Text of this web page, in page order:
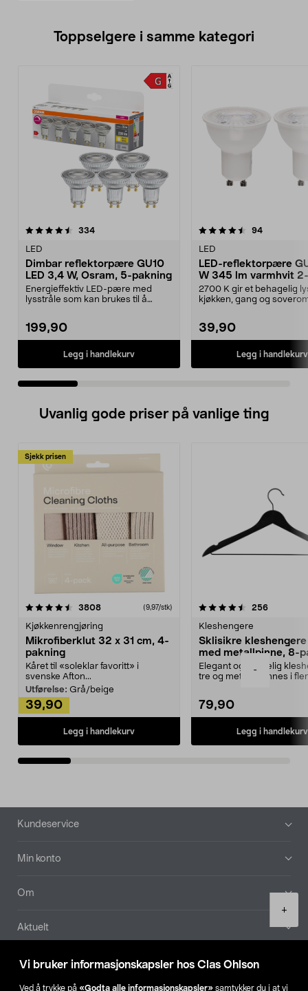
Vi bruker informasjonskapsler hos Clas Ohlson
Ved å trykke på «Godta alle informasjonskapsler» samtykker du i at vi
-
+
Toppselgere i samme kategori
334anmeldelser
LED
Dimbar reflektorpære GU10
LED 3,4 W, Osram, 5-pakning
Energieffektiv LED-pære med
lysstråle som kan brukes til å
199,90
Legg i handlekurv
4.5 av 5 stjerner 94
LED
LED-reflektorpære
W 345 lm varmhvit 2-
pakning
2700 K gir et behagelig
kjøkken, gang og
39,90
Legg i handlekurv
4.5 av 5 stjerner
Uvanlig gode priser på vanlige ting
Sjekk prisen
3808anmeldelser(9,97/stk)
Kjøkkenrengjøring
Mikrofiberklut 32 x 31 cm, 4-
pakning
Kåret til «soleklar favoritt» i
svenske Afton...
Utførelse: Grå/beige
39,90
Legg i handlekurv
4.5av 5 stjerner 256
Kleshengere
Sklisikre
med metallpinne, 8-
Elegant og skikkelig
tre og metall – finnes i
79,90
Legg i handlekurv
4.5av 5 stjerner
Bunntekst
Kundeservice
Min konto
Om
Aktuelt
Våre selskaper